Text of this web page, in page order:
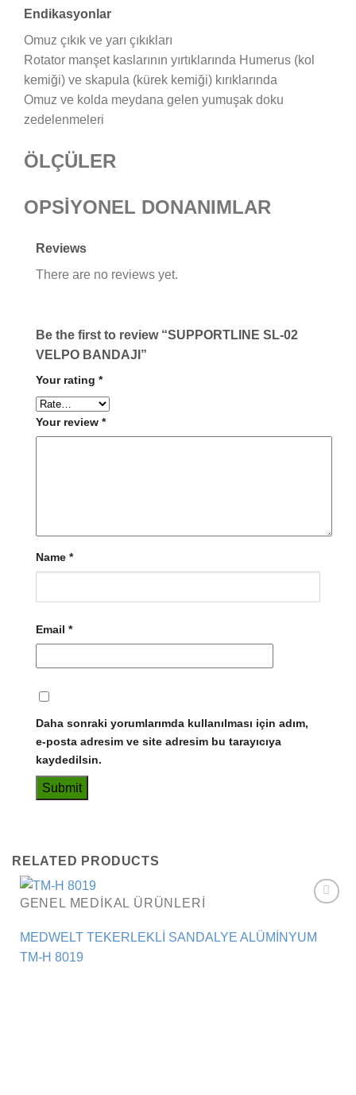
Endikasyonlar
Omuz çıkık ve yarı çıkıkları
Rotator manşet kaslarının yırtıklarında Humerus (kol
kemiği) ve skapula (kürek kemiği) kırıklarında
Omuz ve kolda meydana gelen yumuşak doku
zedelenmeleri
ÖLÇÜLER
OPSİYONEL DONANIMLAR
Reviews
There are no reviews yet.
Be the first to review “SUPPORTLINE SL-02
VELPO BANDAJI”
Your rating *
Your review *
Name *
Email *
Daha sonraki yorumlarımda kullanılması için adım,
e-posta adresim ve site adresim bu tarayıcıya
kaydedilsin.
RELATED PRODUCTS
GENEL MEDIKAL ÜRÜNLERI
MEDWELT TEKERLEKLİ SANDALYE ALÜMİNYUM
TM-H 8019